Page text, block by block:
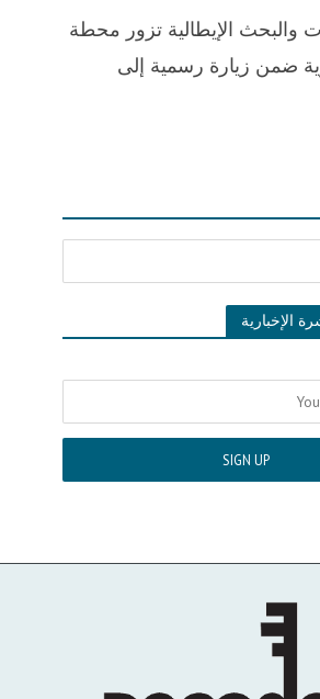
والبحث الإيطالية تزور محطة
ضمن زيارة رسمية إلى
الإخبارية